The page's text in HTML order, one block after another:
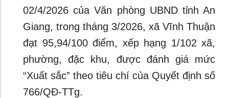
02/4/2026 của Văn phòng UBND tỉnh An
Giang, trong tháng 3/2026, xã Vĩnh Thuận
đạt 95,94/100 điểm, xếp hạng 1/102 xã,
phường, đặc khu, được đánh giá mức
“Xuất sắc” theo tiêu chí của Quyết định số
766/QĐ-TTg.